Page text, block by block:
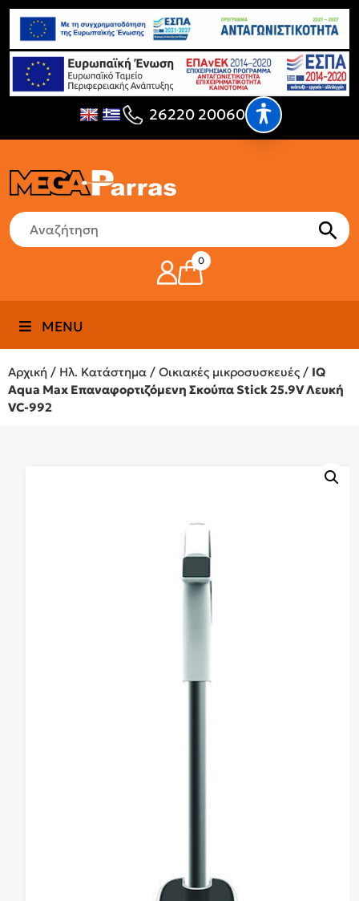
26220 20060
0
MENU
Αρχική / Ηλ. Κατάστημα / Οικιακές μικροσυσκευές / IQ
Aqua Max Επαναφορτιζόμενη Σκούπα Stick 25.9V Λευκή
VC-992